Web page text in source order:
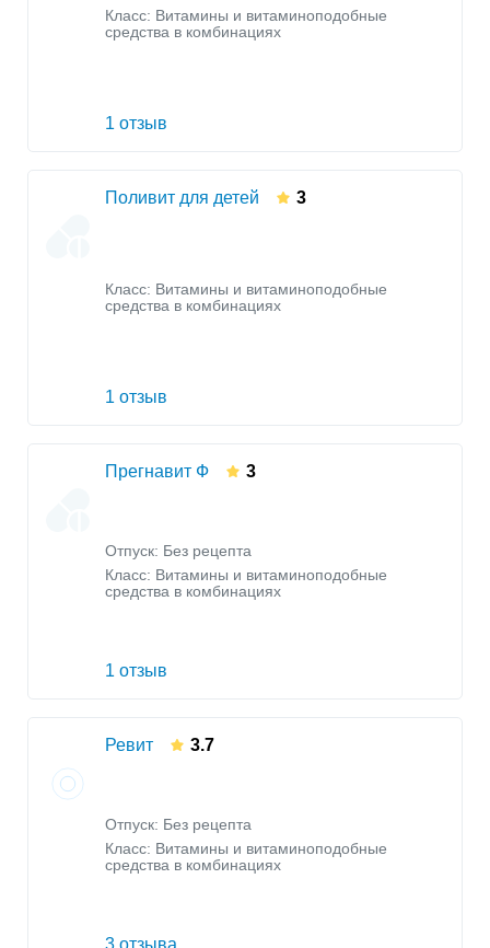
Класс: Витамины и витаминоподобные
средства в комбинациях
1 отзыв
Поливит для детей 3
Класс: Витамины и витаминоподобные
средства в комбинациях
1 отзыв
Прегнавит Ф 3
Отпуск: Без рецепта
Класс: Витамины и витаминоподобные
средства в комбинациях
1 отзыв
Ревит 3.7
Отпуск: Без рецепта
Класс: Витамины и витаминоподобные
средства в комбинациях